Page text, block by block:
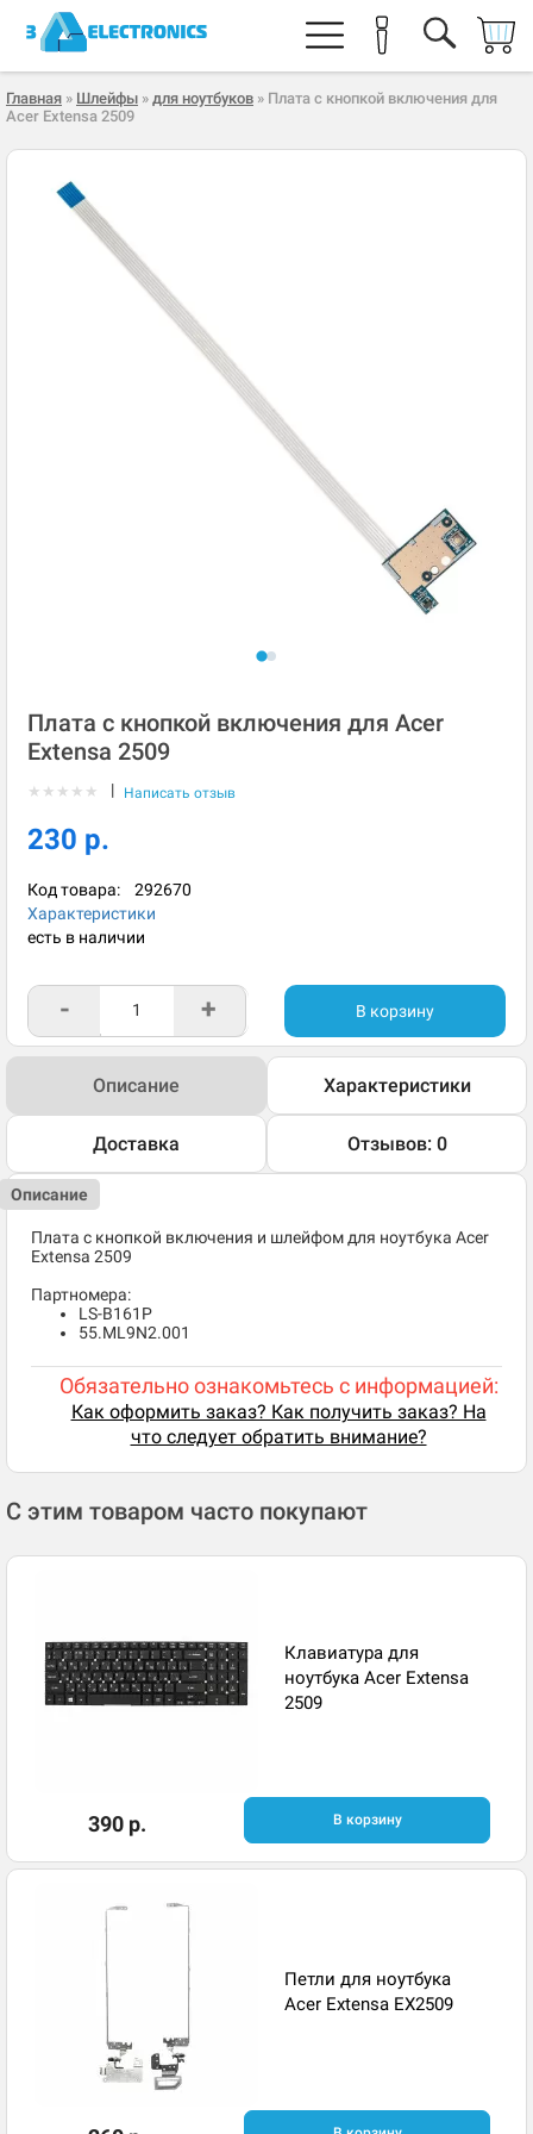
Главная » Шлейфы » для ноутбуков » Плата с кнопкой включения для
Acer Extensa 2509
Плата с кнопкой включения для Acer
Extensa 2509
★ ★ ★ ★ ★ | Написать отзыв
230 р.
Код товара: 292670
Характеристики
есть в наличии
- + В корзину
Описание Характеристики
Доставка Отзывов: 0
Описание
Плата с кнопкой включения и шлейфом для ноутбука Acer
Extensa 2509
Партномера:
LS-B161P
55.ML9N2.001
Обязательно ознакомьтесь с информацией:
Как оформить заказ? Как получить заказ? На
что следует обратить внимание?
С этим товаром часто покупают
Клавиатура для
ноутбука Acer Extensa
2509
390 р. В корзину
Петли для ноутбука
Acer Extensa EX2509